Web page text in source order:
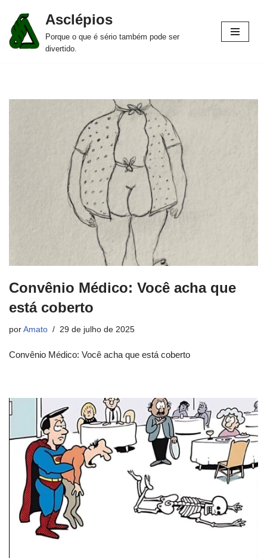
Pular
para
Asclépios
Porque o que é sério também pode ser
divertido.
Convênio Médico: Você acha que
está coberto
por Amato 29 de julho de 2025
Convênio Médico: Você acha que está coberto